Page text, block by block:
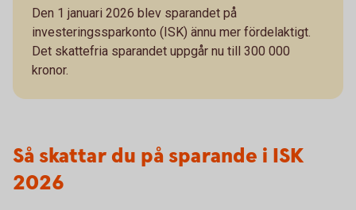
Den 1 januari 2026 blev sparandet på
investeringssparkonto (ISK) ännu mer fördelaktigt.
Det skattefria sparandet uppgår nu till 300 000
kronor.
Så skattar du på sparande i ISK
2026